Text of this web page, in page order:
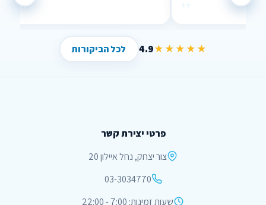
הרבה כסף !
★★★★★
4.9 לכל הביקורות
פרטי יצירת קשר
צור יצחק, נחל איילון 20
03-3034770
שעות זמינות: 7:00 - 22:00